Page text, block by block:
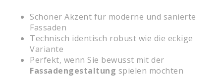
Schöner Akzent für moderne und sanierte
Fassaden
Technisch identisch robust wie die eckige
Variante
Perfekt, wenn Sie bewusst mit der
Fassadengestaltung spielen möchten